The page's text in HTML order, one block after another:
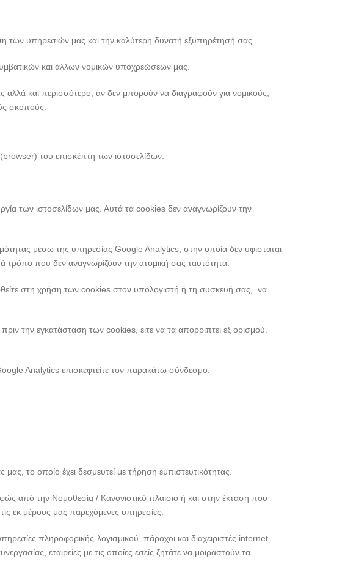
υπηρεσιών μας και την καλύτερη δυνατή εξυπηρέτησή σας.
και άλλων νομικών υποχρεώσεων μας.
και περισσότερο, αν δεν μπορούν να διαγραφούν για νομικούς,
σκοπούς.
του επισκέπτη των ιστοσελίδων.
των ιστοσελίδων μας. Αυτά τα cookies δεν αναγνωρίζουν την
μέσω της υπηρεσίας Google Analytics, στην οποία δεν υφίσταται
τρόπο που δεν αναγνωρίζουν την ατομική σας ταυτότητα.
στη χρήση των cookies στον υπολογιστή ή τη συσκευή σας, να
την εγκατάσταση των cookies, είτε να τα απορρίπτει εξ ορισμού.
Analytics επισκεφτείτε τον παρακάτω σύνδεσμο:
το οποίο έχει δεσμευτεί με τήρηση εμπιστευτικότητας.
από την Νομοθεσία / Κανονιστικό πλαίσιο ή και στην έκταση που
εκ μέρους μας παρεχόμενες υπηρεσίες.
πληροφορικής-λογισμικού, πάροχοι και διαχειριστές internet-
εταιρείες με τις οποίες εσείς ζητάτε να μοιραστούν τα